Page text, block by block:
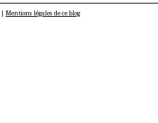
| Mentions légales de ce blog